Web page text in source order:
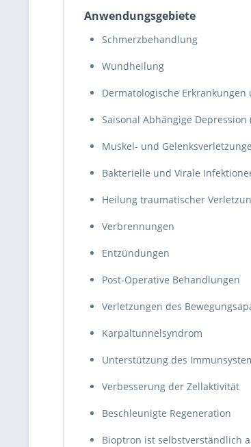
Anwendungsgebiete
Schmerzbehandlung
Wundheilung
Dermatologische
Saisonal Abhängige Depression
Muskel- und
Bakterielle und Virale
Heilung traumatischer
Verbrennungen
Entzündungen
Post-Operative Behandlungen
Verletzungen des
Karpaltunnelsyndrom
Unterstützung des
Verbesserung der Zellaktivität
Beschleunigte Regeneration
Bioptron ist selbstverständlich